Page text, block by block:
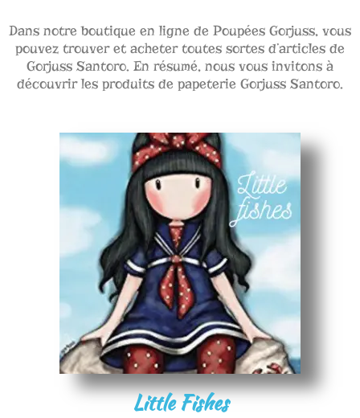
Dans notre boutique en ligne de Poupées Gorjuss, vous
pouvez trouver et acheter toutes sortes d’articles de
Gorjuss Santoro. En résumé, nous vous invitons à
découvrir les produits de papeterie Gorjuss Santoro.
Little Fishes